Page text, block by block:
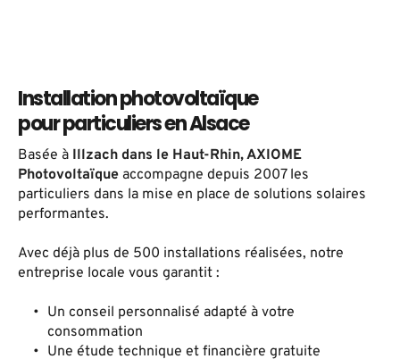
Installation photovoltaïque
pour particuliers en Alsace
Basée à Illzach dans le Haut-Rhin, AXIOME
Photovoltaïque accompagne depuis 2007 les
particuliers dans la mise en place de solutions solaires
performantes.
Avec déjà plus de 500 installations réalisées, notre
entreprise locale vous garantit :
Un conseil personnalisé adapté à votre
consommation
Une étude technique et financière gratuite